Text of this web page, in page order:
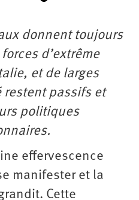
donnent toujours
d’extrême
et de larges
restent passifs et
politiques
effervescence
manifester et la
Cette